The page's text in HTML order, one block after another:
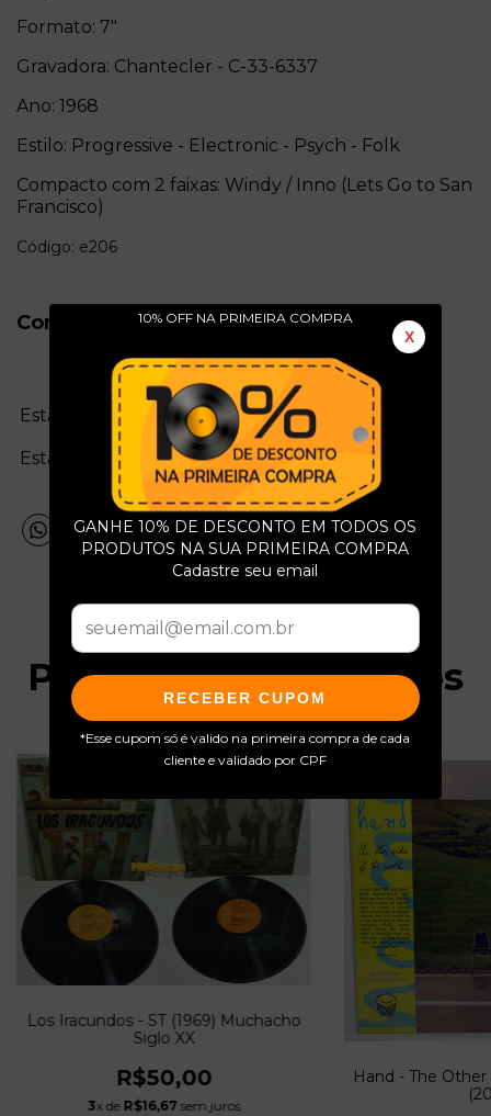
10% OFF NA PRIMEIRA COMPRA
X
GANHE 10% DE DESCONTO EM TODOS OS
PRODUTOS NA SUA PRIMEIRA COMPRA
Cadastre seu email
RECEBER CUPOM
*Esse cupom só é valido na primeira compra de cada
cliente e validado por CPF
Formato: 7"
Gravadora: Chantecler - C-33-6337
Ano: 1968
Estilo: Progressive - Electronic - Psych - Folk
Compacto com 2 faixas: Windy / Inno (Lets Go to San
Francisco)
Código: e206
Conservação do Produto
Estado da mídia:
Estado da capa:
Produtos relacionados
Los Iracundos - ST (1969) Muchacho
Siglo XX
R$50,00
3x de R$16,67sem juros
Hand - The